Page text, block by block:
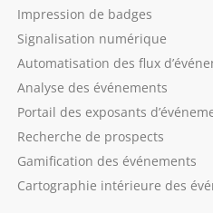
Impression de badges
Signalisation numérique
Automatisation des flux
Analyse des événements
Portail des exposants
Recherche de prospects
Gamification des événements
Cartographie intérieure des